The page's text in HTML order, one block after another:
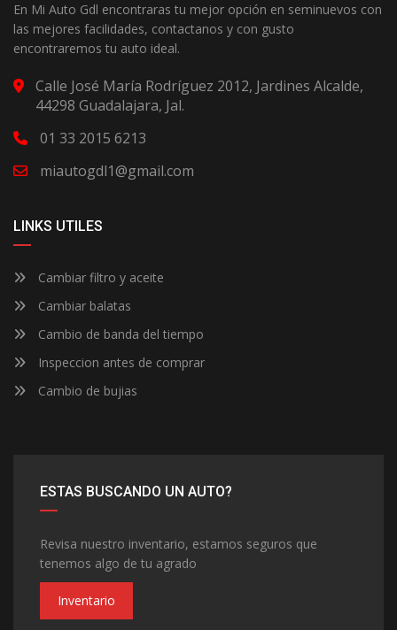
En Mi Auto Gdl encontraras tu mejor opción en seminuevos con
las mejores facilidades, contactanos y con gusto
encontraremos tu auto ideal.
Calle José María Rodríguez 2012, Jardines Alcalde,
44298 Guadalajara, Jal.
01 33 2015 6213
miautogdl1@gmail.com
LINKS UTILES
Cambiar filtro y aceite
Cambiar balatas
Cambio de banda del tiempo
Inspeccion antes de comprar
Cambio de bujias
ESTAS BUSCANDO UN AUTO?
Revisa nuestro inventario, estamos seguros que
tenemos algo de tu agrado
Inventario